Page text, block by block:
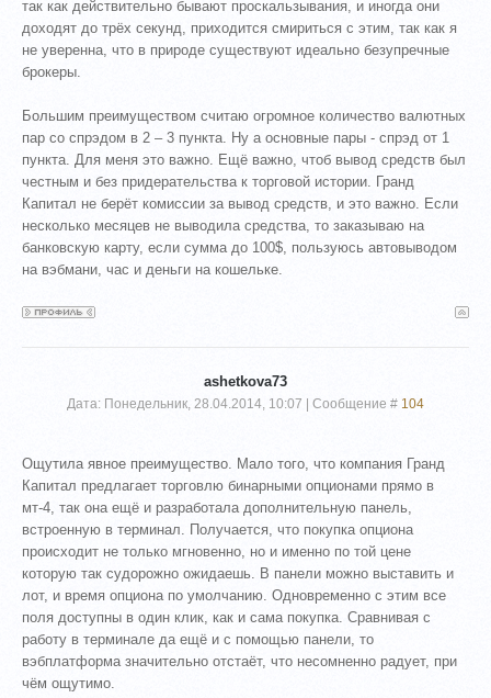
так как действительно бывают проскальзывания, и иногда они
доходят до трёх секунд, приходится смириться с этим, так как я
не уверенна, что в природе существуют идеально безупречные
брокеры.
Большим преимуществом считаю огромное количество валютных
пар со спрэдом в 2 – 3 пункта. Ну а основные пары - спрэд от 1
пункта. Для меня это важно. Ещё важно, чтоб вывод средств был
честным и без придерательства к торговой истории. Гранд
Капитал не берёт комиссии за вывод средств, и это важно. Если
несколько месяцев не выводила средства, то заказываю на
банковскую карту, если сумма до 100$, пользуюсь автовыводом
на вэбмани, час и деньги на кошельке.
ashetkova73
Дата: Понедельник, 28.04.2014, 10:07 | Сообщение # 104
Ощутила явное преимущество. Мало того, что компания Гранд
Капитал предлагает торговлю бинарными опционами прямо в
мт-4, так она ещё и разработала дополнительную панель,
встроенную в терминал. Получается, что покупка опциона
происходит не только мгновенно, но и именно по той цене
которую так судорожно ожидаешь. В панели можно выставить и
лот, и время опциона по умолчанию. Одновременно с этим все
поля доступны в один клик, как и сама покупка. Сравнивая с
работу в терминале да ещё и с помощью панели, то
вэбплатформа значительно отстаёт, что несомненно радует, при
чём ощутимо.